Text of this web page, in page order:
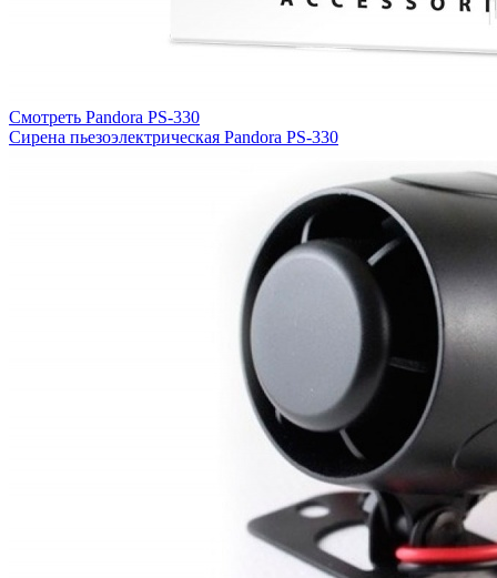
Смотреть Pandora PS-330
Сирена пьезоэлектрическая Pandora PS-330